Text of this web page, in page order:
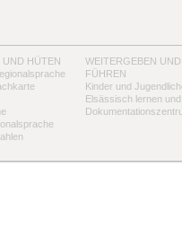
UND HÜTEN
WEITERGEBEN UND
FÜHREN
Kinder und
Elsässisch lernen